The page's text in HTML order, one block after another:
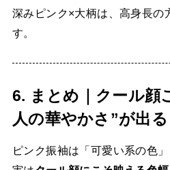
深みピンク×大柄は、高身長の
す。
6. まとめ｜クール顔
人の華やかさ”が出る
ピンク振袖は「可愛い系の色